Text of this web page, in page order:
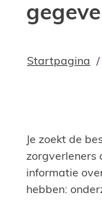
Startpagina
Je zoekt de
zorgverleners
informatie
hebben: